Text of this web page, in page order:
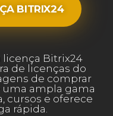
BITRIX24
licença Bitrix24
de licenças do
de comprar
uma ampla gama
cursos e oferece
rápida.